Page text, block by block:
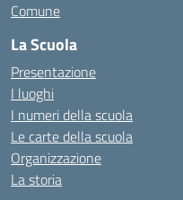
Comune
La Scuola
Presentazione
I luoghi
I numeri della scuola
Le carte della scuola
Organizzazione
La storia